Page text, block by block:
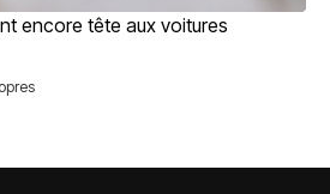
encore tête aux voitures